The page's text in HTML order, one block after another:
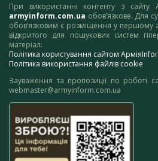
При використанні контенту з сайту
armyinform.com.ua обов’язкове. Для
обов’язковим є розміщення у першому
відкритого для пошукових систем
матеріал.
Політика користування сайтом
Політика використання файлів cookie
Зауваження та пропозиції по роботі
webmaster@armyinform.com.ua